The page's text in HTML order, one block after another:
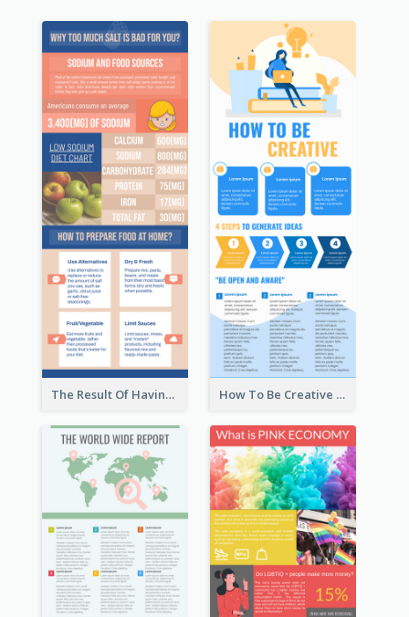
The Result Of Having Excessive Salt Infographic Design How To Be Creative Infographic